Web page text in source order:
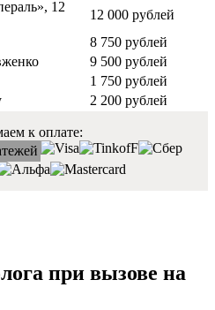
12
12 000 рублей
8 750 рублей
9 500 рублей
1 750 рублей
2 200 рублей
к оплате:
при вызове на